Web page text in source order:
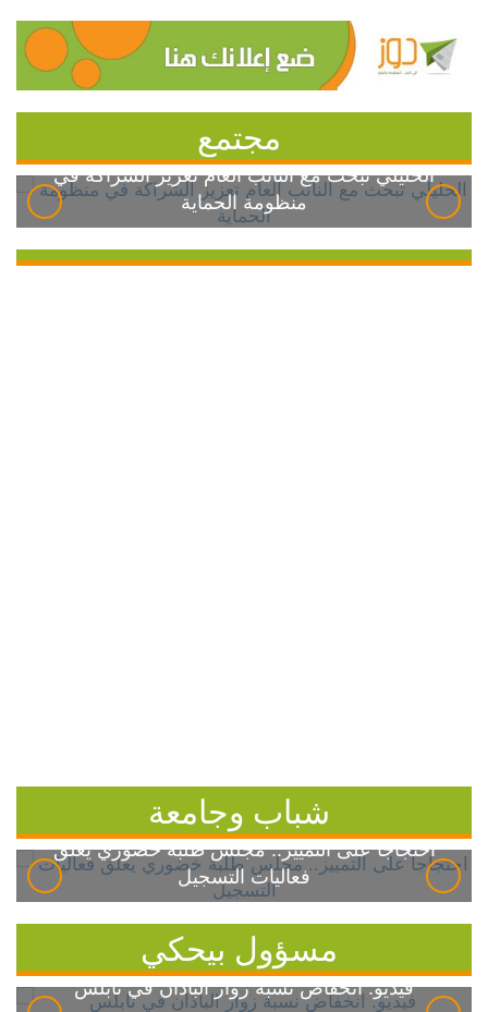
مجتمع
الخليلي تبحث مع النائب العام تعزيز الشراكة في
منظومة الحماية
شباب وجامعة
احتجاجاً على التمييز.. مجلس طلبة خضوري يعلق
فعاليات التسجيل
مسؤول بيحكي
فيديو: انخفاض نسبة زوار الباذان في نابلس